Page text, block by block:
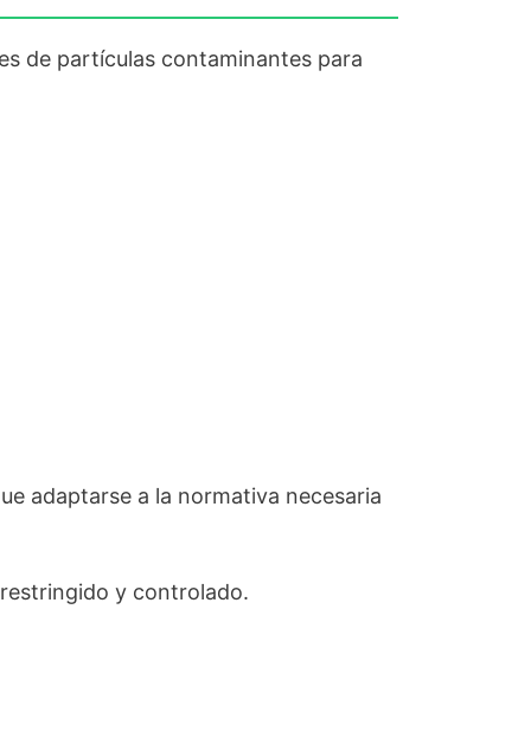
de partículas contaminantes para
adaptarse a la normativa necesaria
restringido y controlado.